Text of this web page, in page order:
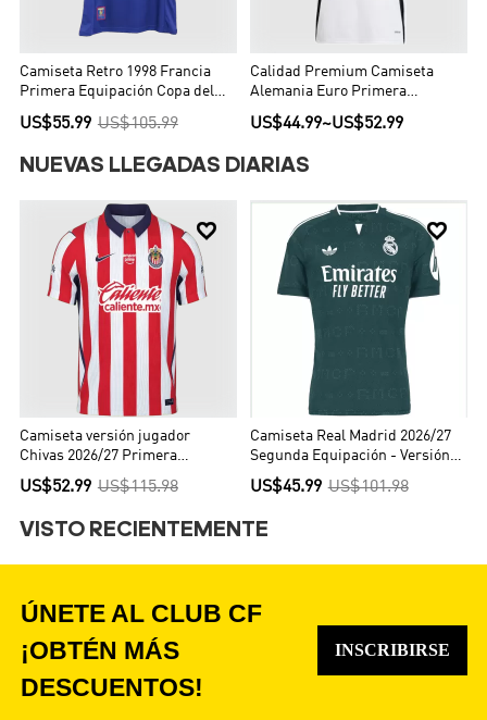
Camiseta Retro 1998 Francia
Primera Equipación Copa del
Mundo Local Hombre - Versión
Hincha
US$55.99 US$105.99
Calidad Premium Camiseta
Alemania Euro Primera
Equipación Local Hombre -
Versión Hincha
US$44.99~US$52.99
NUEVAS LLEGADAS DIARIAS

Camiseta versión jugador
Chivas 2026/27 Primera
Equipación - Versión Jugador
US$52.99 US$115.98

Camiseta Real Madrid 2026/27
Segunda Equipación - Versión
Hincha
US$45.99 US$101.98
VISTO RECIENTEMENTE
ÚNETE AL CLUB CF
¡OBTÉN MÁS
DESCUENTOS!
INSCRIBIRSE